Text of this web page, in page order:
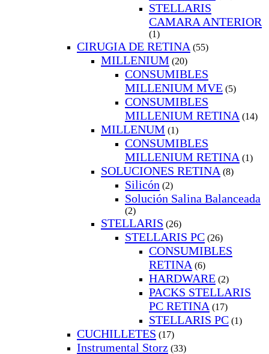
STELLARIS
CAMARA ANTERIOR
(1)
CIRUGIA DE RETINA (55)
MILLENIUM (20)
CONSUMIBLES
MILLENIUM MVE (5)
CONSUMIBLES
MILLENIUM RETINA (14)
MILLENUM (1)
CONSUMIBLES
MILLENIUM RETINA (1)
SOLUCIONES RETINA (8)
Silicón (2)
Solución Salina Balanceada
(2)
STELLARIS (26)
STELLARIS PC (26)
CONSUMIBLES
RETINA (6)
HARDWARE (2)
PACKS STELLARIS
PC RETINA (17)
STELLARIS PC (1)
CUCHILLETES (17)
Instrumental Storz (33)